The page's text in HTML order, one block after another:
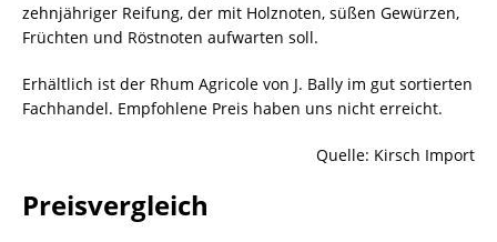
zehnjähriger Reifung, der mit Holznoten, süßen Gewürzen,
Früchten und Röstnoten aufwarten soll.
Erhältlich ist der Rhum Agricole von J. Bally im gut sortierten
Fachhandel. Empfohlene Preis haben uns nicht erreicht.
Quelle: Kirsch Import
Preisvergleich